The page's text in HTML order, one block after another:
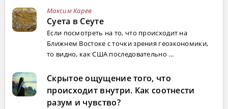
Максим Карев
Суета в Сеуте
Если посмотреть на то, что происходит на
Ближнем Востоке с точки зрения геоэкономики,
то видно, как США последовательно ...
Скрытое ощущение того, что
происходит внутри. Как соотнести
разум и чувство?